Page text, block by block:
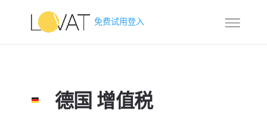
免费试用登入
德国 增值税